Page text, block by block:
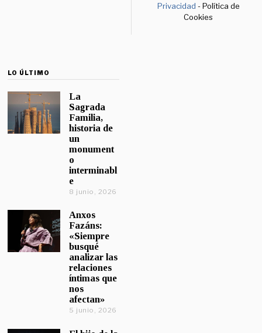
Privacidad - Política de
Cookies
LO ÚLTIMO
La
Sagrada
Familia,
historia de
un
monument
o
interminabl
e
8 junio, 2026
Anxos
Fazáns:
«Siempre
busqué
analizar las
relaciones
íntimas que
nos
afectan»
5 junio, 2026